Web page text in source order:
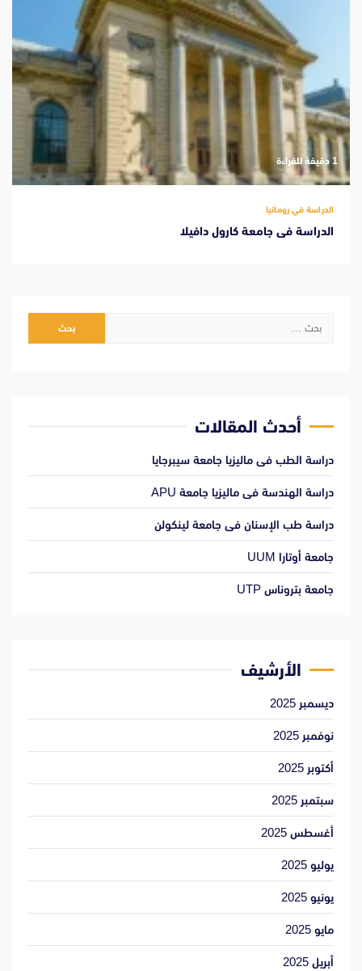
‫1 دقيقة للقراءة
الدراسة في رومانيا
الدراسة فى جامعة كارول دافيلا
البحث
أحدث المقالات
دراسة الطب فى ماليزيا جامعة سيبرجايا
دراسة الهندسة فى ماليزيا جامعة APU
دراسة طب الإسنان فى جامعة لينكولن
جامعة أوتارا UUM
جامعة بتروناس UTP
الأرشيف
ديسمبر 2025
نوفمبر 2025
أكتوبر 2025
سبتمبر 2025
أغسطس 2025
يوليو 2025
يونيو 2025
مايو 2025
أبريل 2025